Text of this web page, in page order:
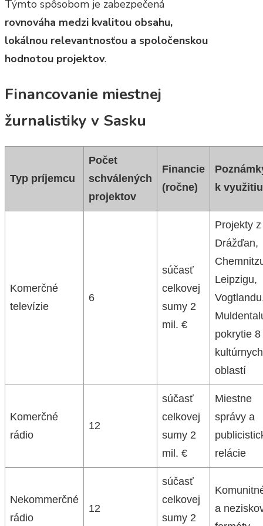
Týmto spôsobom je zabezpečená
rovnováha medzi kvalitou obsahu,
lokálnou relevantnosťou a spoločenskou
hodnotou projektov.
Financovanie miestnej
žurnalistiky v Sasku
Typ príjemcu
Počet
schválených
projektov
Financie
(ročne)
k využitiu
Komerčné
televízie
6
súčasť
celkovej
sumy 2
mil. €
Projekty z
Drážďan,
Leipzigu,
pokrytie 8
kultúrnych
oblastí
Komerčné
rádio
12
súčasť
celkovej
sumy 2
mil. €
Miestne
správy a
relácie
Nekommerčné
rádio
12
súčasť
celkovej
sumy 2
a